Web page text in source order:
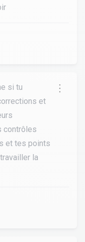
si tu
et
contrôles
et tes points
la